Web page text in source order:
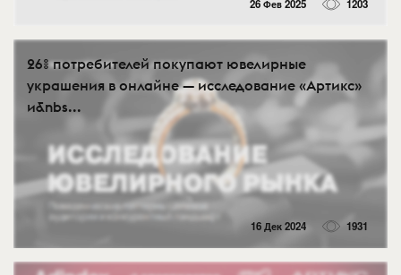
26 Фев 2025 1203
26% потребителей покупают ювелирные
украшения в онлайне — исследование «Артикс»
и&nbs...
16 Дек 2024 1931